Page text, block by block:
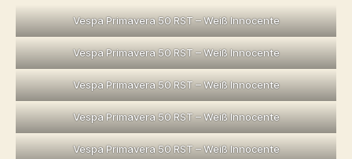
Vespa Primavera 50 RST – Weiß Innocente
Vespa Primavera 50 RST – Weiß Innocente
Vespa Primavera 50 RST – Weiß Innocente
Vespa Primavera 50 RST – Weiß Innocente
Vespa Primavera 50 RST – Weiß Innocente